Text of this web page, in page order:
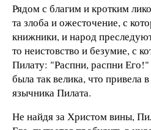
Рядом с благим и кротким
та злоба и ожесточение, с
книжники, и народ
то неистовство и безумие, с
Пилату: "Распни, распни
была так велика, что привела
язычника Пилата.
Не найдя за Христом вины,